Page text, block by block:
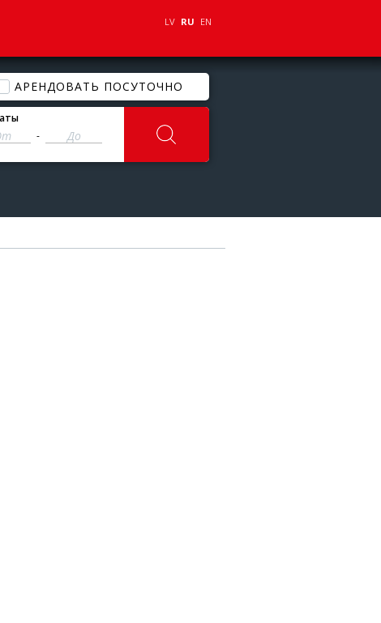
LV RU EN
АРЕНДОВАТЬ ПОСУТОЧНО
-